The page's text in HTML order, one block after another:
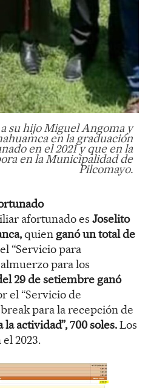
su hijo Miguel Angoma y
en la graduación
en el 2021 y que en la
en la Municipalidad de
Pilcomayo.
afortunado es Joselito
quien ganó un total de
“Servicio para
para los
29 de setiembre ganó
el “Servicio de
para la recepción de
actividad”, 700 soles.Los
2023.